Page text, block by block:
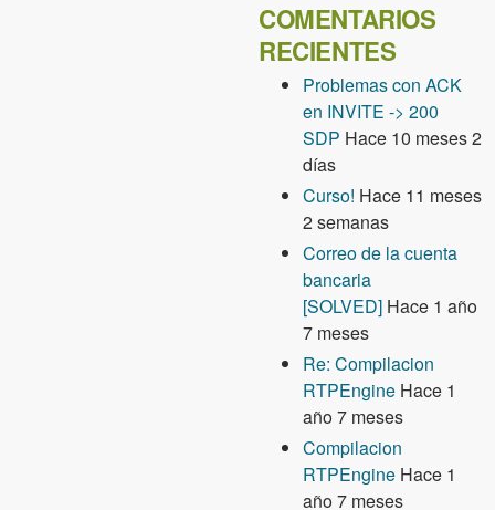
COMENTARIOS
RECIENTES
Problemas con ACK
en INVITE -> 200
SDP Hace 10 meses 2
días
Curso! Hace 11 meses
2 semanas
Correo de la cuenta
bancaria
[SOLVED] Hace 1 año
7 meses
Re: Compilacion
RTPEngine Hace 1
año 7 meses
Compilacion
RTPEngine Hace 1
año 7 meses